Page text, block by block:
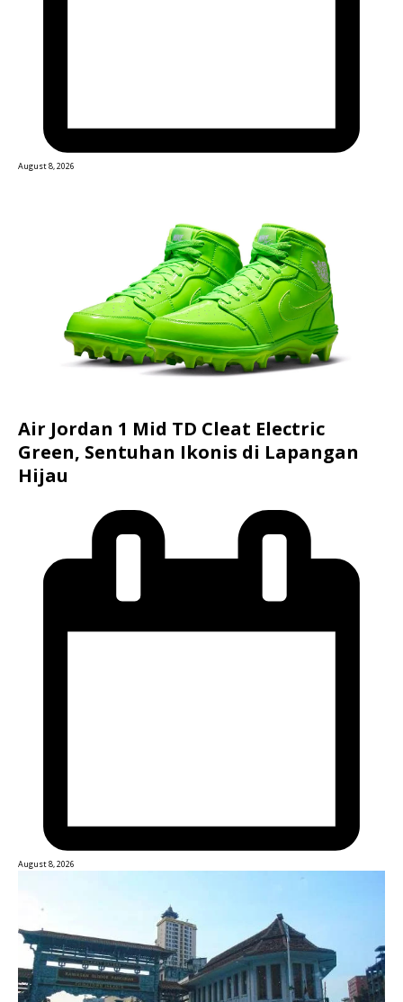
August 8, 2026
Air Jordan 1 Mid TD Cleat Electric
Green, Sentuhan Ikonis di Lapangan
Hijau
August 8, 2026